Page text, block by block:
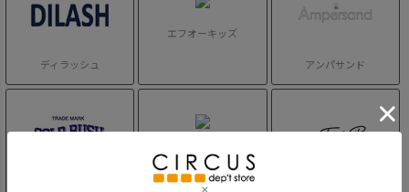
ディラッシュ
エフオーキッズ
アンパサンド
サーカスアンドコー